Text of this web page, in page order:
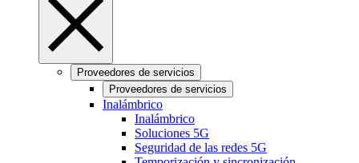
Proveedores de servicios
Proveedores de servicios
Inalámbrico
Inalámbrico
Soluciones 5G
Seguridad de las redes 5G